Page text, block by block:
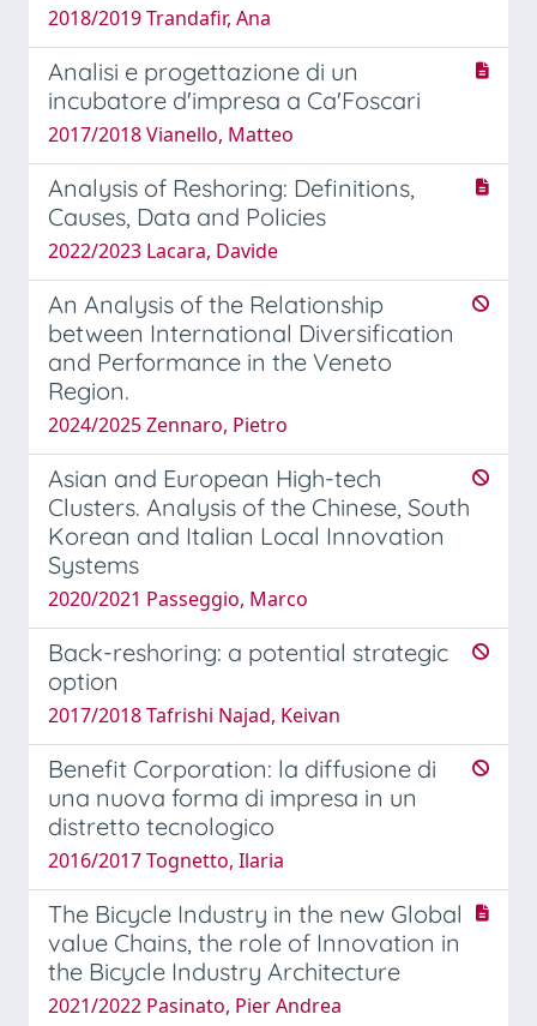
2018/2019 Trandafir, Ana
Analisi e progettazione di un
incubatore d'impresa a Ca'Foscari
2017/2018 Vianello, Matteo
Analysis of Reshoring: Definitions,
Causes, Data and Policies
2022/2023 Lacara, Davide
An Analysis of the Relationship
between International Diversification
and Performance in the Veneto
Region.
2024/2025 Zennaro, Pietro
Asian and European High-tech
Clusters. Analysis of the Chinese, South
Korean and Italian Local Innovation
Systems
2020/2021 Passeggio, Marco
Back-reshoring: a potential strategic
option
2017/2018 Tafrishi Najad, Keivan
Benefit Corporation: la diffusione di
una nuova forma di impresa in un
distretto tecnologico
2016/2017 Tognetto, Ilaria
The Bicycle Industry in the new Global
value Chains, the role of Innovation in
the Bicycle Industry Architecture
2021/2022 Pasinato, Pier Andrea